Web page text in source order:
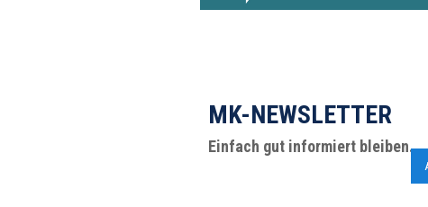
MK-NEWSLETTER
Einfach gut informiert bleiben.